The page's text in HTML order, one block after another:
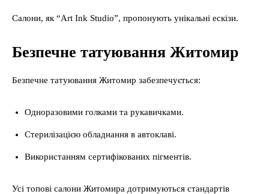
Салони, як “Art Ink Studio”, пропонують унікальні ескізи.
Безпечне татуювання Житомир
Безпечне татуювання Житомир забезпечується:
Одноразовими голками та рукавичками.
Стерилізацією обладнання в автоклаві.
Використанням сертифікованих пігментів.
Усі топові салони Житомира дотримуються стандартів